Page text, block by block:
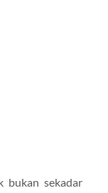
bukan sekadar